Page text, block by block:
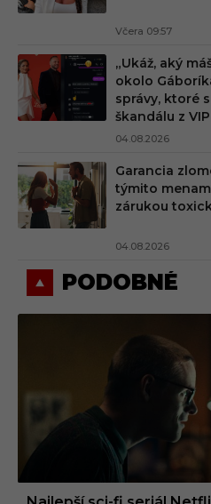
Včera 09:57
„Ukáž, aký
okolo
správy, ktoré
škandálu z
04.08.2026
Garancia
týmito
zárukou
04.08.2026
PODOBNÉ